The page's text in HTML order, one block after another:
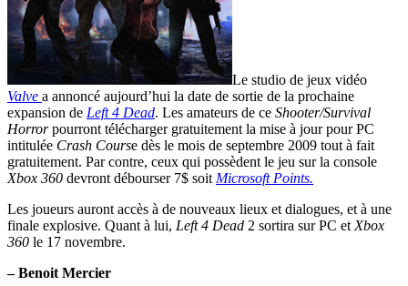
Le studio de jeux vidéo
Valve a annoncé aujourd’hui la date de sortie de la prochaine
expansion de Left 4 Dead. Les amateurs de ce Shooter/Survival
Horrorpourront télécharger gratuitement la mise à jour pour PC
intitulée Crash Course dès le mois de septembre 2009 tout à fait
gratuitement. Par contre, ceux qui possèdent le jeu sur la console
Xbox 360 devront débourser 7$ soit Microsoft Points.
Les joueurs auront accès à de nouveaux lieux et dialogues, et à une
finale explosive. Quant à lui, Left 4 Dead 2 sortira sur PC et Xbox
360 le 17 novembre.
– Benoit Mercier